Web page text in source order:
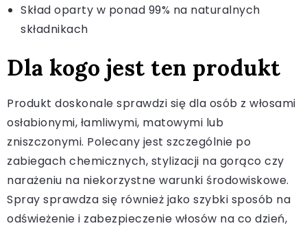
Skład oparty w ponad 99% na naturalnych
składnikach
Dla kogo jest ten produkt
Produkt doskonale sprawdzi się dla osób z włosami
osłabionymi, łamliwymi, matowymi lub
zniszczonymi. Polecany jest szczególnie po
zabiegach chemicznych, stylizacji na gorąco czy
narażeniu na niekorzystne warunki środowiskowe.
Spray sprawdza się również jako szybki sposób na
odświeżenie i zabezpieczenie włosów na co dzień,